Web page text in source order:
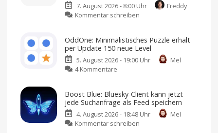
7. August 2026 - 8:00 Uhr
Freddy
Kommentar schreiben
ist
da:
Apple
Jetzt
laden
und
OddOne: Minimalistisches Puzzle erhält
per Update 150 neue Level
5. August 2026 - 19:00 Uhr
Mel
4 Kommentare
Puzzle
erhält
per
Update
Boost Blue: Bluesky-Client kann jetzt
jede Suchanfrage als Feed speichern
4. August 2026 - 18:48 Uhr
Mel
Kommentar schreiben